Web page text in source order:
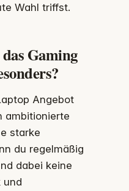
Wahl triffst.
Gaming
Angebot
ambitionierte
starke
du regelmäßig
dabei keine
und